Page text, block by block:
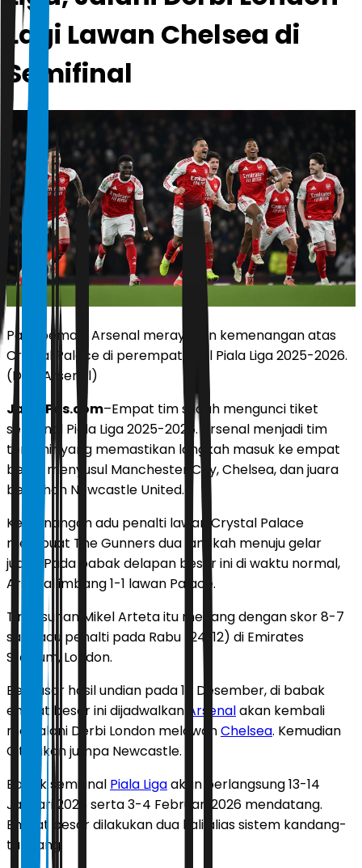
Lagi Lawan Chelsea di
Semifinal
Para pemain Arsenal merayakan kemenangan atas
Crystal Palace di perempat final Piala Liga 2025-2026.
(Dok. Arsenal)
JawaPos.com–Empat tim sudah mengunci tiket
semifinal Piala Liga 2025-2026. Arsenal menjadi tim
terakhir yang memastikan langkah masuk ke empat
besar menyusul Manchester City, Chelsea, dan juara
bertahan Newcastle United.
Kemenangan adu penalti lawan Crystal Palace
membuat The Gunners dua langkah menuju gelar
juara. Pada babak delapan besar ini di waktu normal,
Arsenal imbang 1-1 lawan Palace.
Tim asuhan Mikel Arteta itu menang dengan skor 8-7
saat adu penalti pada Rabu (24/12) di Emirates
Stadium, London.
Berdasar hasil undian pada 17 Desember, di babak
empat besar ini dijadwalkan Arsenalakan kembali
menjalani Derbi London melawanChelsea. Kemudian
City akan jumpa Newcastle.
Babak semifinal Piala Ligaakan berlangsung 13-14
Januari 2026 serta 3-4 Februari 2026 mendatang.
Empat besar dilakukan dua kali alias sistem kandang-
tandang.